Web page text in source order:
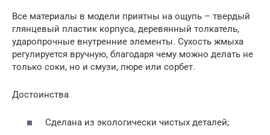
Все материалы в модели приятны на ощупь – твердый
глянцевый пластик корпуса, деревянный толкатель,
ударопрочные внутренние элементы. Сухость жмыха
регулируется вручную, благодаря чему можно делать не
только соки, но и смузи, пюре или сорбет.
Достоинства
Сделана из экологически чистых деталей;